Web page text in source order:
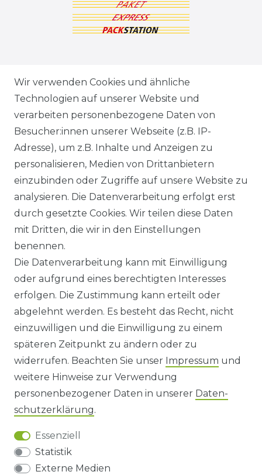
VERSANDARTEN & -KOSTEN
GEWERBETREIBENDE?
HILFE
KONTAKT
ANFAHRT
WIDERRUFS­FORMULAR
HINWEISE ZUR BATTERIEENTSORGUNG
IMPRESSUM
AGB UND KUNDENINFORMATIONEN
DATENSCHUTZERKLÄRUNG
BARRIEREFREIHEIT
Wir verwenden Cookies und ähnliche
Technologien auf unserer Website und
verarbeiten personenbezogene Daten von
Besucher:innen unserer Webseite (z.B. IP-
Adresse), um z.B. Inhalte und Anzeigen zu
personalisieren, Medien von Drittanbietern
einzubinden oder Zugriffe auf unsere Website zu
analysieren. Die Datenverarbeitung erfolgt erst
durch gesetzte Cookies. Wir teilen diese Daten
mit Dritten, die wir in den Einstellungen
benennen.
Die Datenverarbeitung kann mit Einwilligung
oder aufgrund eines berechtigten Interesses
erfolgen. Die Zustimmung kann erteilt oder
abgelehnt werden. Es besteht das Recht, nicht
einzuwilligen und die Einwilligung zu einem
späteren Zeitpunkt zu ändern oder zu
widerrufen. Beachten Sie unser Impressum und
weitere Hinweise zur Verwendung
personenbezogener Daten in unserer Daten­
schutz­erklärung.
Essenziell
Statistik
Externe Medien